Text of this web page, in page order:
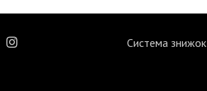
Система знижок